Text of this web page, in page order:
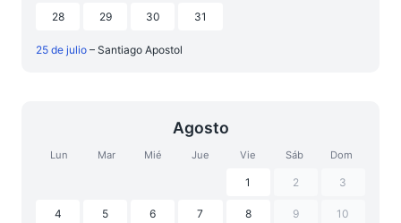
28 29 30 31
25 de julio – Santiago Apostol
Agosto
Lun Mar Mié Jue Vie Sáb Dom
1 2 3
4 5 6 7 8 9 10